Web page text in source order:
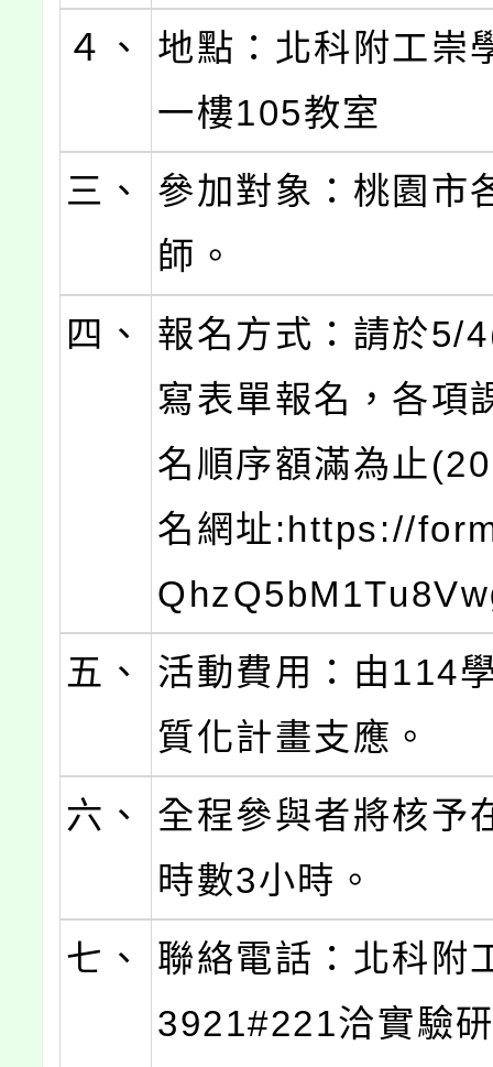
４、
地點：北科附工崇
一樓105教室
三、
參加對象：桃園市
師。
四、
報名方式：請於5/
寫表單報名，各項
名順序額滿為止
名網址:https://
五、
活動費用：由114
質化計畫支應。
六、
全程參與者將核予
時數3小時。
七、
聯絡電話：北科附
3921#221洽實驗